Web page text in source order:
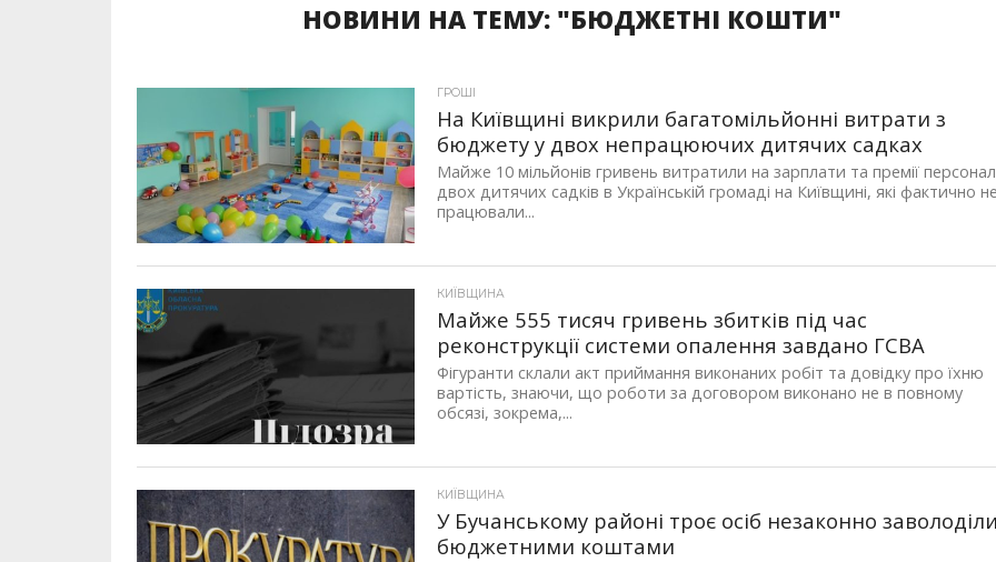
НОВИНИ НА ТЕМУ: "БЮДЖЕТНІ КОШТИ"
ГРОШІ
На Київщині викрили багатомільйонні витрати з
бюджету у двох непрацюючих дитячих садках
Майже 10 мільйонів гривень витратили на зарплати та премії
двох дитячих садків в Українській громаді на Київщині, які фактично
працювали...
КИЇВЩИНА
Майже 555 тисяч гривень збитків під час
реконструкції системи опалення завдано ГСВА
Фігуранти склали акт приймання виконаних робіт та довідку про їхню
вартість, знаючи, що роботи за договором виконано не в повному
обсязі, зокрема,...
КИЇВЩИНА
У Бучанському районі троє осіб незаконно
бюджетними коштами